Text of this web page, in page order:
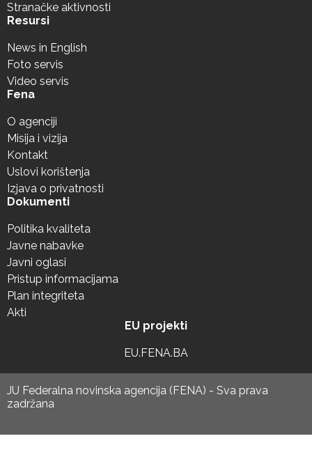
Stranačke aktivnosti
Resursi
News in English
Foto servis
Video servis
Fena
O agenciji
Misija i vizija
Kontakt
Uslovi korištenja
Izjava o privatnosti
Dokumenti
Politika kvaliteta
Javne nabavke
Javni oglasi
Pristup informacijama
Plan integriteta
Akti
EU projekti
EU.FENA.BA
JU Federalna novinska agencija (FENA) - Sva prava
zadržana